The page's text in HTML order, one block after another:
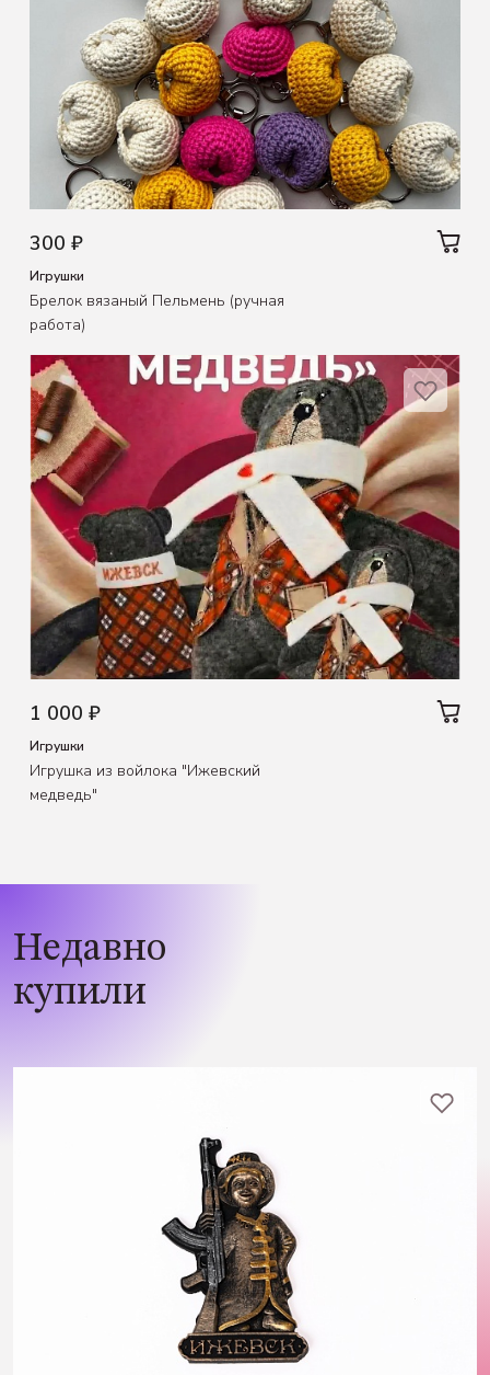
300 ₽
Игрушки
Брелок вязаный Пельмень (ручная
работа)
1 000 ₽
Игрушки
Игрушка из войлока "Ижевский
медведь"
Недавно
купили